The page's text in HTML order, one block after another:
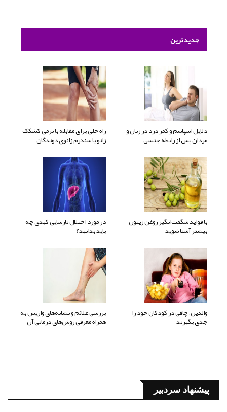
جدیدترین
دلایل اسپاسم و کمر درد در زنان و
مردان پس از رابطه جنسی
راه حلی برای مقابله با نرمی کشکک
زانو یا سندرم زانوی دوندگان
با فواید شگفت‌انگیز روغن زیتون
بیشتر آشنا شوید
در مورد اختلال نارسایی کبدی چه
باید بدانید؟
والدین، چاقی در کودکان خود را
جدی بگیرند
بررسی علائم و نشانه‌های واریس به
همراه معرفی روش‌های درمانی آن
پیشنهاد سردبیر